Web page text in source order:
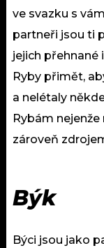
ve svazku s
partneři jsou ti
jejich přehnané
Ryby přimět,
a nelétaly
Rybám
zároveň
Býk
Býci jsou jako